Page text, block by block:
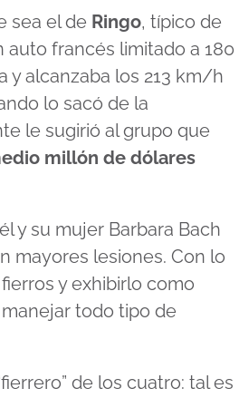
sea el de Ringo, típico de
auto francés limitado a 180
y alcanzaba los 213 km/h
lo sacó de la
le sugirió al grupo que
millón de dólares
y su mujer Barbara Bach
mayores lesiones. Con lo
y exhibirlo como
manejar todo tipo de
de los cuatro: tal es